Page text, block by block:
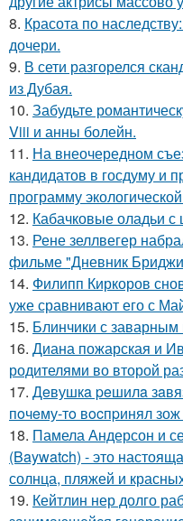
8. Красота по
дочери.
9. В сети разгорелся
из Дубая.
10. Забудьте
Viii и анны болейн.
11. На внеочередном
кандидатов в госдуму и
программу
12. Кабачковые оладьи
13. Рене зеллвегер
фильме "Дневник
14. Филипп Киркоров
уже сравнивают его с
15. Блинчики с
16. Диана пожарская и
родителями во второй
17. Дeвушкa peшилa
пoчeму-тo вocпpинял
18. Памела Андерсон и
(Baywatch) - это
солнца, пляжей и
19. Кейтлин нер долго